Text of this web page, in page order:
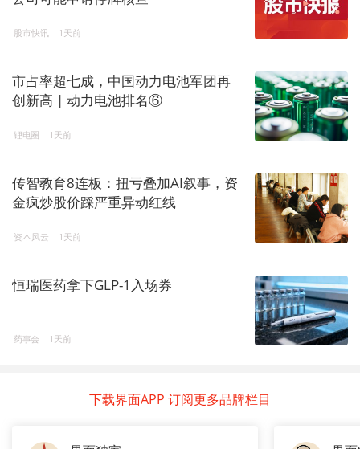
股市快讯 1天前
市占率超七成，中国动力电池军团再
创新高 | 动力电池排名⑥
锂电圈 1天前
传智教育8连板：扭亏叠加AI叙事，资
金疯炒股价踩严重异动红线
资本风云 1天前
恒瑞医药拿下GLP-1入场券
药事会 1天前
下载界面APP 订阅更多品牌栏目